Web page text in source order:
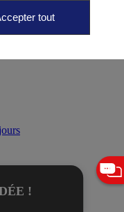
!
tout